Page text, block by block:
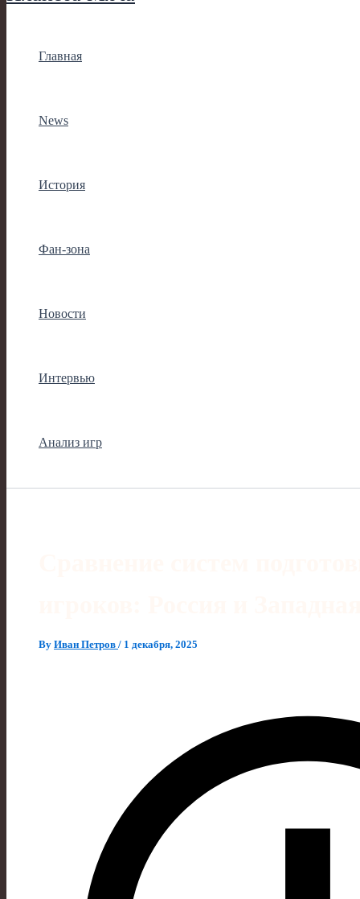
Главная
News
История
Фан-зона
Новости
Интервью
Анализ игр
By Иван Петров / 1 декабря, 2025